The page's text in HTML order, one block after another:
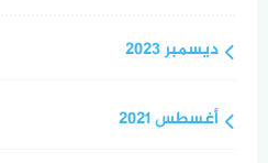
ديسمبر 2023
أغسطس 2021